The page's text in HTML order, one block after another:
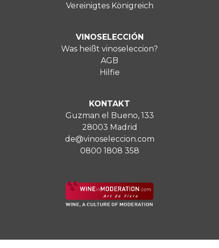
Vereinigtes Königreich
VINOSELECCIÓN
Was heißt vinoseleccion?
AGB
Hilfie
KONTAKT
Guzman el Bueno, 133
28003 Madrid
de@vinoseleccion.com
0800 1808 358